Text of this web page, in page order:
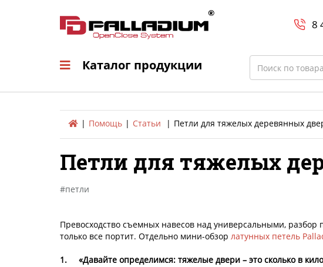
Каталог продукции 8 800-
8
Каталог продукции Search
Помощь Статьи Петли для тяжелых деревянных
Петли для тяжелых
петли
Превосходство съемных навесов над универсальными, разбор
только все портит. Отдельно мини-обзор латунных петель
1. «Давайте определимся: тяжелые двери – это сколько в